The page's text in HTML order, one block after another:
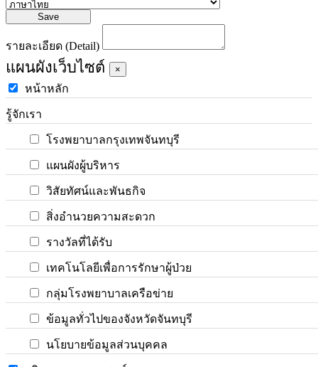
Save
รายละเอียด (Detail)
แผนผังเว็บไซต์ ×
หน้าหลัก
รู้จักเรา
โรงพยาบาลกรุงเทพจันทบุรี
แผนผังผู้บริหาร
วิสัยทัศน์และพันธกิจ
สิ่งอำนวยความสะดวก
รางวัลที่ได้รับ
เทคโนโลยีเพื่อการรักษาผู้ป่วย
กลุ่มโรงพยาบาลเครือข่าย
ข้อมูลทั่วไปของจังหวัดจันทบุรี
นโยบายข้อมูลส่วนบุคคล